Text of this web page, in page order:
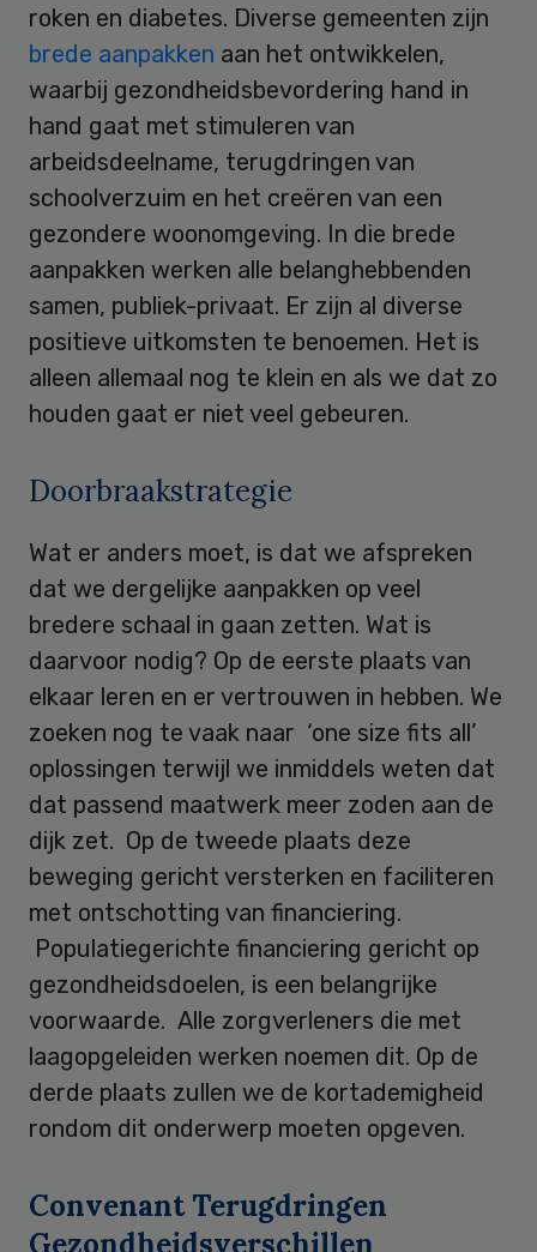
roken en diabetes. Diverse gemeenten zijn
brede aanpakken aan het ontwikkelen,
waarbij gezondheidsbevordering hand in
hand gaat met stimuleren van
arbeidsdeelname, terugdringen van
schoolverzuim en het creëren van een
gezondere woonomgeving. In die brede
aanpakken werken alle belanghebbenden
samen, publiek-privaat. Er zijn al diverse
positieve uitkomsten te benoemen. Het is
alleen allemaal nog te klein en als we dat zo
houden gaat er niet veel gebeuren.
Doorbraakstrategie
Wat er anders moet, is dat we afspreken
dat we dergelijke aanpakken op veel
bredere schaal in gaan zetten. Wat is
daarvoor nodig? Op de eerste plaats van
elkaar leren en er vertrouwen in hebben. We
zoeken nog te vaak naar ‘one size fits all’
oplossingen terwijl we inmiddels weten dat
dat passend maatwerk meer zoden aan de
dijk zet. Op de tweede plaats deze
beweging gericht versterken en faciliteren
met ontschotting van financiering.
Populatiegerichte financiering gericht op
gezondheidsdoelen, is een belangrijke
voorwaarde. Alle zorgverleners die met
laagopgeleiden werken noemen dit. Op de
derde plaats zullen we de kortademigheid
rondom dit onderwerp moeten opgeven.
Convenant Terugdringen
Gezondheidsverschillen